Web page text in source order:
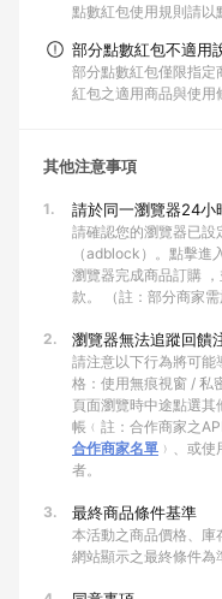
點數紅包使用規則請以
部分點數紅包不適用
部分點數紅包僅限指定
紅包之適用商品與使用
其他注意事項
1. 請於同一瀏覽器24小
請確認您的瀏覽器已
（adblock）。點擊進
瀏覽器完成商品訂購
款。 （註：部分商家
2. 瀏覽器無法追蹤回饋
請注意以下行為將可能
格：使用無痕視窗 / 私
頁面瀏覽時中途點選
帳﹙註：合作商家之
合作商家名單 ﹚、或
者。
3. 最終商品條件基準
本活動之商品價格、庫
網站顯示之最終條件為